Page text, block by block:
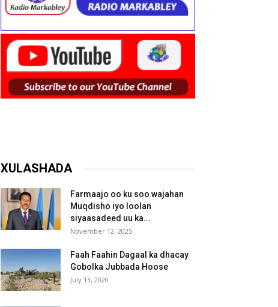
XULASHADA
Farmaajo oo ku soo wajahan
Muqdisho iyo loolan
siyaasadeed uu ka...
November 12, 2025
Faah Faahin Dagaal ka dhacay
Gobolka Jubbada Hoose
July 13, 2020